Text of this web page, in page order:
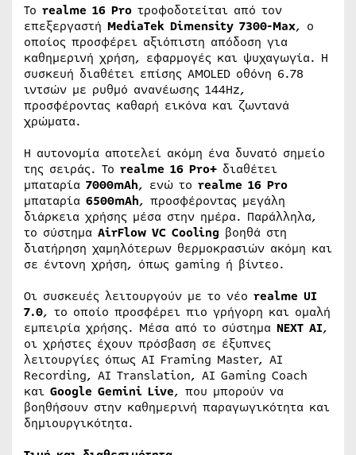
Το realme 16 Pro τροφοδοτείται από τον
επεξεργαστή MediaTek Dimensity 7300-Max, ο
οποίος προσφέρει αξιόπιστη απόδοση για
καθημερινή χρήση, εφαρμογές και ψυχαγωγία. Η
συσκευή διαθέτει επίσης AMOLED οθόνη 6.78
ιντσών με ρυθμό ανανέωσης 144Hz,
προσφέροντας καθαρή εικόνα και ζωντανά
χρώματα.
Η αυτονομία αποτελεί ακόμη ένα δυνατό σημείο
της σειράς. Το realme 16 Pro+ διαθέτει
μπαταρία 7000mAh, ενώ το realme 16 Pro
μπαταρία 6500mAh, προσφέροντας μεγάλη
διάρκεια χρήσης μέσα στην ημέρα. Παράλληλα,
το σύστημα AirFlow VC Cooling βοηθά στη
διατήρηση χαμηλότερων θερμοκρασιών ακόμη και
σε έντονη χρήση, όπως gaming ή βίντεο.
Οι συσκευές λειτουργούν με το νέο realme UI
7.0, το οποίο προσφέρει πιο γρήγορη και ομαλή
εμπειρία χρήσης. Μέσα από το σύστημα NEXT AI,
οι χρήστες έχουν πρόσβαση σε έξυπνες
λειτουργίες όπως AI Framing Master, AI
Recording, AI Translation, AI Gaming Coach
και Google Gemini Live, που μπορούν να
βοηθήσουν στην καθημερινή παραγωγικότητα και
δημιουργικότητα.